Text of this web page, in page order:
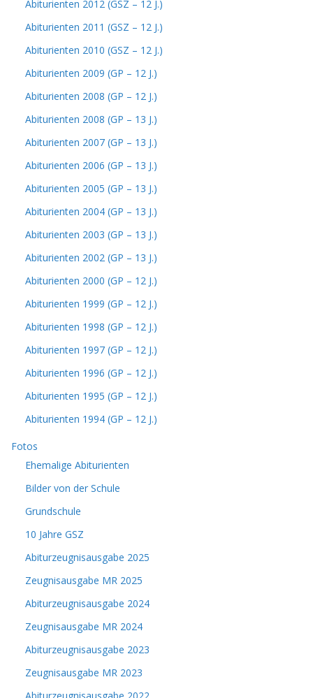
Abiturienten 2012 (GSZ – 12 J.)
Abiturienten 2011 (GSZ – 12 J.)
Abiturienten 2010 (GSZ – 12 J.)
Abiturienten 2009 (GP – 12 J.)
Abiturienten 2008 (GP – 12 J.)
Abiturienten 2008 (GP – 13 J.)
Abiturienten 2007 (GP – 13 J.)
Abiturienten 2006 (GP – 13 J.)
Abiturienten 2005 (GP – 13 J.)
Abiturienten 2004 (GP – 13 J.)
Abiturienten 2003 (GP – 13 J.)
Abiturienten 2002 (GP – 13 J.)
Abiturienten 2000 (GP – 12 J.)
Abiturienten 1999 (GP – 12 J.)
Abiturienten 1998 (GP – 12 J.)
Abiturienten 1997 (GP – 12 J.)
Abiturienten 1996 (GP – 12 J.)
Abiturienten 1995 (GP – 12 J.)
Abiturienten 1994 (GP – 12 J.)
Fotos
Ehemalige Abiturienten
Bilder von der Schule
Grundschule
10 Jahre GSZ
Abiturzeugnisausgabe 2025
Zeugnisausgabe MR 2025
Abiturzeugnisausgabe 2024
Zeugnisausgabe MR 2024
Abiturzeugnisausgabe 2023
Zeugnisausgabe MR 2023